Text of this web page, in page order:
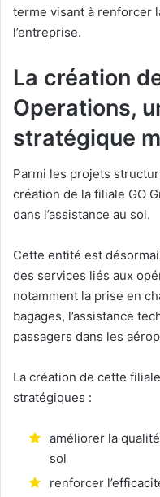
terme visant à renforcer
l’entreprise.
La création
Operations,
stratégique
Parmi les projets
création de la filiale GO
dans l’assistance au sol.
Cette entité est
des services liés aux
notamment la prise en
bagages, l’assistance
passagers dans les
La création de cette
stratégiques :
améliorer la
sol
renforcer